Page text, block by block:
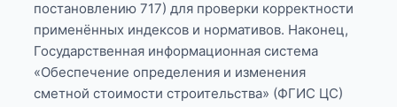
постановлению 717) для проверки корректности
применённых индексов и нормативов. Наконец,
Государственная информационная система
«Обеспечение определения и изменения
сметной стоимости строительства» (ФГИС ЦС)